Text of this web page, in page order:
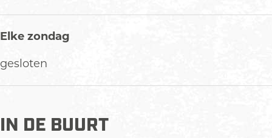
Elke zondag
gesloten
IN DE BUURT